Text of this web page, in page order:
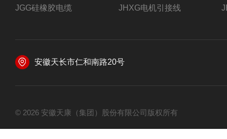
JGG硅橡胶电缆 JHXG电机引接线
安徽天长市仁和南路20号
© 2026 安徽天康（集团）股份有限公司版权所有